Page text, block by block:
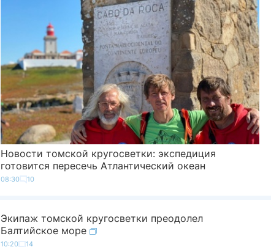
Новости томской кругосветки: экспедиция
готовится пересечь Атлантический океан
08:30 10
Экипаж томской кругосветки преодолел
Балтийское море
10:20 14